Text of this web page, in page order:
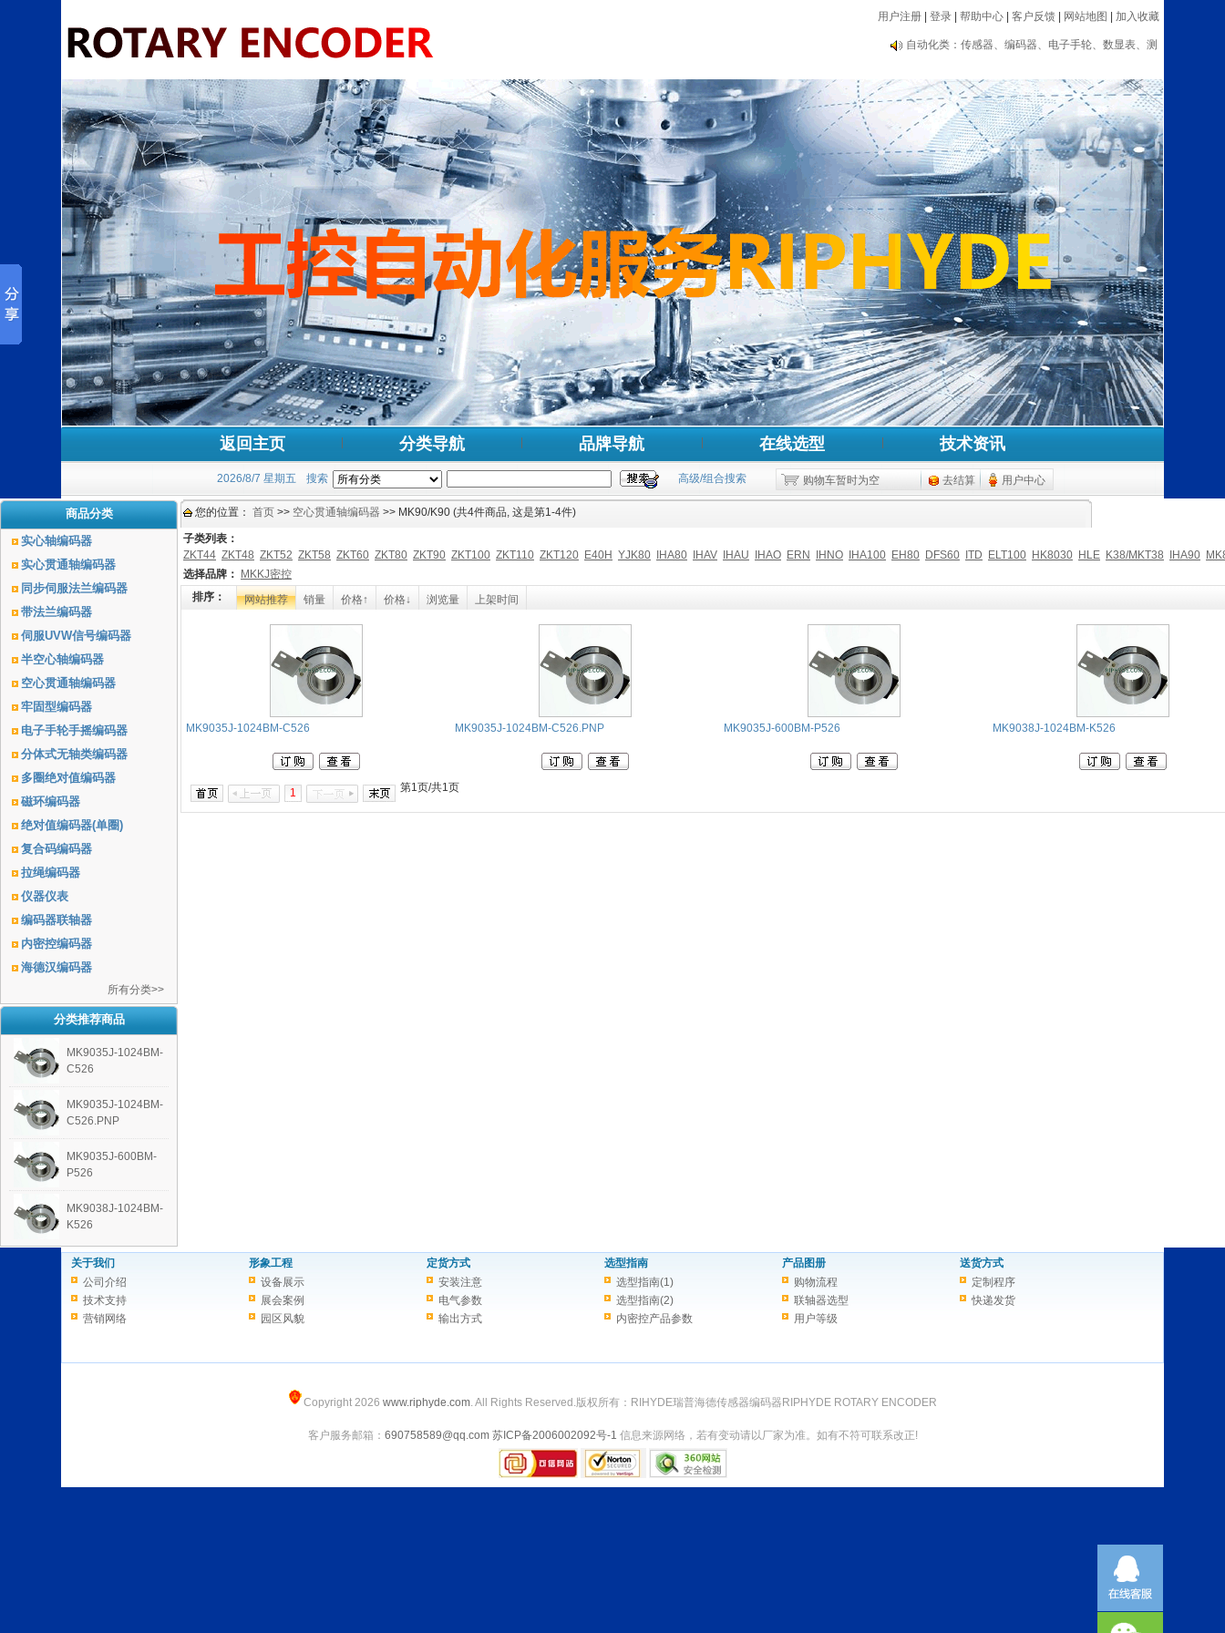
用户注册 登录 帮助中心 客户反馈 网站地图 加入收藏
编码器大品牌推荐：海德汉、内密控、欧姆龙、光洋
速器等设备
编码器大品牌推荐：海德汉、内密控、欧姆龙、光洋
等
自动化类：传感器、编码器、电子手轮、数显表、测
速器等设备
返回主页 分类导航 品牌导航 在线选型 技术资讯
2026/8/7 星期五 搜索 高级/组合搜索 购物车暂时为空 去结算 用户中心
商品分类
实心轴编码器
实心贯通轴编码器
同步伺服法兰编码器
带法兰编码器
伺服UVW信号编码器
半空心轴编码器
空心贯通轴编码器
牢固型编码器
电子手轮手摇编码器
分体式无轴类编码器
多圈绝对值编码器
磁环编码器
绝对值编码器(单圈)
复合码编码器
拉绳编码器
仪器仪表
编码器联轴器
内密控编码器
海德汉编码器
所有分类>>
分类推荐商品
MK9035J-1024BM-
C526
MK9035J-1024BM-
C526.PNP
MK9035J-600BM-
P526
MK9038J-1024BM-
K526
您的位置： 首页 >> 空心贯通轴编码器 >> MK90/K90 (共4件商品, 这是第1-4件)
子类列表：
ZKT44 ZKT48 ZKT52 ZKT58 ZKT60 ZKT80 ZKT90 ZKT100 ZKT110 ZKT120 E40H YJK80 IHA80 IHAV IHAU IHAO ERN IHNO IHA100 EH80 DFS60 ITD ELT100 HK8030 HLE K38/MKT38 IHA90
选择品牌：
MKKJ密控
排序：
网站推荐 销量 价格↑ 价格↓ 浏览量 上架时间
MK9035J-1024BM-C526 MK9035J-1024BM-C526.PNP MK9035J-600BM-P526 MK9038J-1024BM-K526
第1页/共1页
1
关于我们
公司介绍
技术支持
营销网络
形象工程
设备展示
展会案例
园区风貌
定货方式
安装注意
电气参数
输出方式
选型指南
选型指南(1)
选型指南(2)
内密控产品参数
产品图册
购物流程
联轴器选型
用户等级
送货方式
定制程序
快递发货
Copyright 2026 www.riphyde.com. All Rights Reserved.版权所有：RIHYDE瑞普海德传感器编码器RIPHYDE ROTARY ENCODER
客户服务邮箱： 690758589@qq.com 苏ICP备2006002092号-1 信息来源网络，若有变动请以厂家为准。如有不符可联系改正!